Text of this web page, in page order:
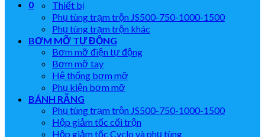
0
Thiết bị
Phụ tùng trạm trộn JS500-750-1000-1500
Phụ tùng trạm trộn khác
BƠM MỠ TỰ ĐỘNG
Bơm mỡ điện tự động
Bơm mỡ tay
Hệ thống bơm mỡ
Phụ kiện bơm mỡ
BÁNH RĂNG
Phụ tùng trạm trộn JS500-750-1000-1500
Hộp giảm tốc cối trộn
Hộp giảm tốc Cyclo và phụ tùng